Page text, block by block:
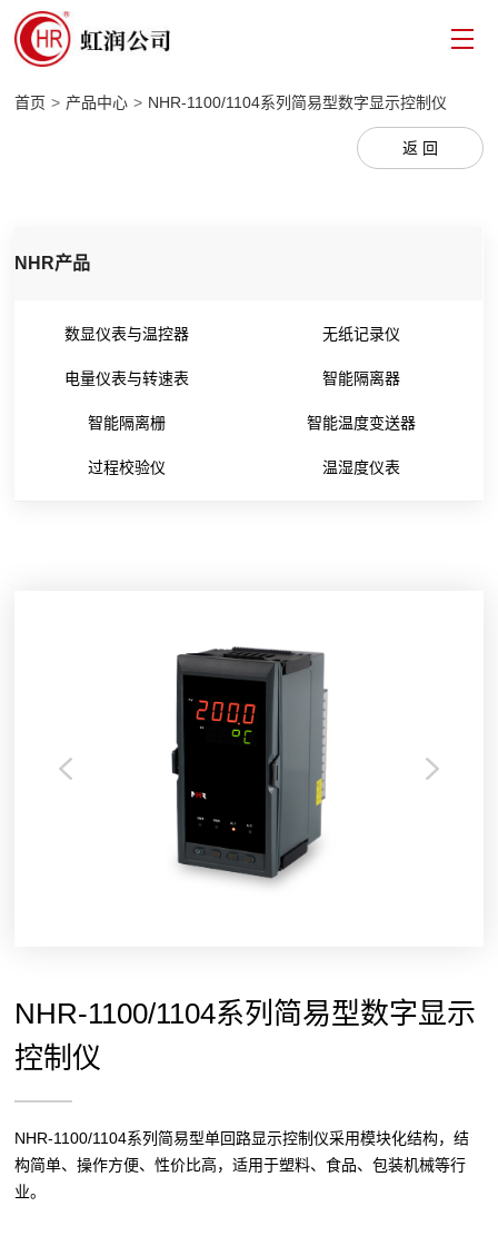
首页 > 产品中心 > NHR-1100/1104系列简易型数字显示控制仪
返 回
NHR产品
数显仪表与温控器 无纸记录仪
电量仪表与转速表 智能隔离器
智能隔离栅 智能温度变送器
过程校验仪 温湿度仪表
NHR-1100/1104系列简易型数字显示
控制仪
NHR-1100/1104系列简易型单回路显示控制仪采用模块化结构，结
构简单、操作方便、性价比高，适用于塑料、食品、包装机械等行
业。